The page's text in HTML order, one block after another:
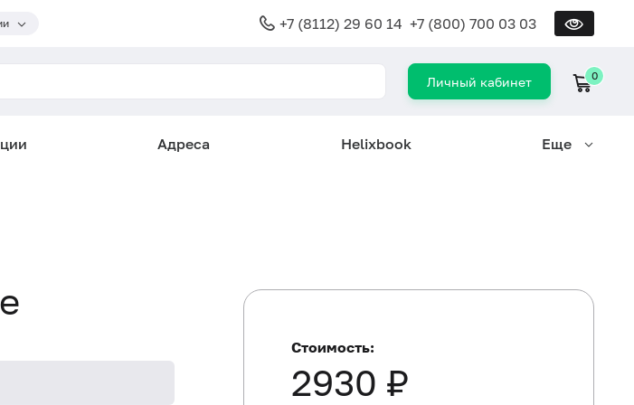
+7 (8112) 29 60 14 +7 (800) 700 03 03
Личный кабинет 0
Адреса Helixbook Еще
Стоимость:
2930 ₽